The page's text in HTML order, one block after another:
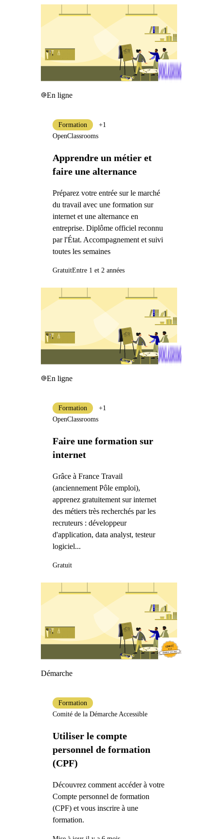
En ligne
Apprendre un métier et
faire une alternance
Préparez votre entrée sur le marché
du travail avec une formation sur
internet et une alternance en
entreprise. Diplôme officiel reconnu
par l'État. Accompagnement et suivi
toutes les semaines
Formation
+1
OpenClassrooms
GratuitEntre 1 et 2 années
En ligne
Faire une formation sur
internet
Grâce à France Travail
(anciennement Pôle emploi),
apprenez gratuitement sur internet
des métiers très recherchés par les
recruteurs : développeur
d'application, data analyst, testeur
logiciel...
Formation
+1
OpenClassrooms
Gratuit
Démarche
Utiliser le compte
personnel de formation
(CPF)
Découvrez comment accéder à votre
Compte personnel de formation
(CPF) et vous inscrire à une
formation.
Formation
Comité de la Démarche Accessible